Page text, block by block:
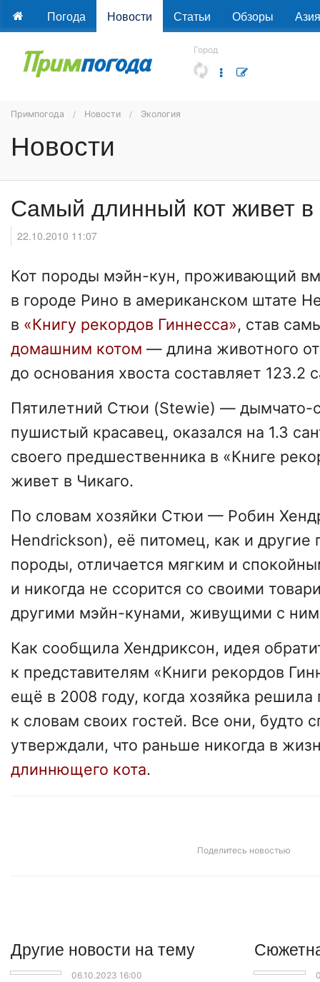
Погода Новости Статьи Обзоры Азия
Город
Примпогода Новости Экология
Новости
Самый длинный кот живет
22.10.2010 11:07
Кот породы мэйн-кун, проживающий
в городе Рино в американском штате
в «Книгу рекордов Гиннесса», став
домашним котом — длина животного
до основания хвоста составляет 123.2
Пятилетний Стюи (Stewie) — дымчато-
пушистый красавец, оказался на 1.3
своего предшественника в «Книге
живет в Чикаго.
По словам хозяйки Стюи — Робин
Hendrickson), её питомец, как и другие
породы, отличается мягким и
и никогда не ссорится со своими
другими мэйн-кунами, живущими с
Как сообщила Хендриксон, идея
к представителям «Книги рекордов
ещё в 2008 году, когда хозяйка решила
к словам своих гостей. Все они, будто
утверждали, что раньше никогда в
длиннющего кота.
Поделитесь новостью
Другие новости на тему
06.10.2023 16:00